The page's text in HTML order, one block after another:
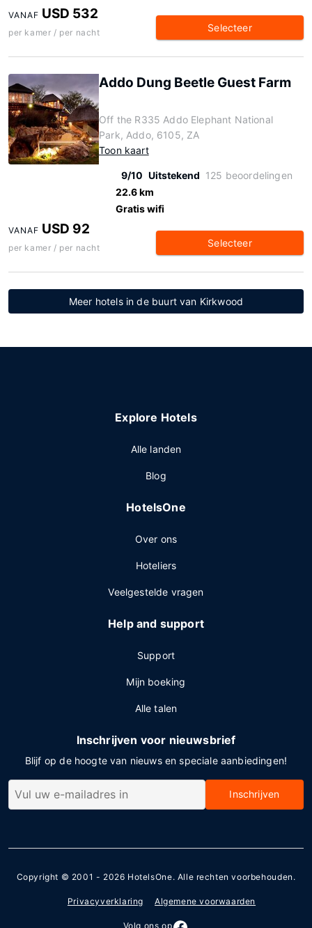
VANAF USD 532
per kamer / per nacht Selecteer
Addo Dung Beetle Guest Farm
Off the R335 Addo Elephant National
Park, Addo, 6105, ZA
Toon kaart
9/10 Uitstekend 125 beoordelingen
22.6 km
Gratis wifi
VANAF USD 92
per kamer / per nacht Selecteer
Meer hotels in de buurt van Kirkwood
Explore Hotels
Alle landen
Blog
HotelsOne
Over ons
Hoteliers
Veelgestelde vragen
Help and support
Support
Mijn boeking
Alle talen
Inschrijven voor nieuwsbrief
Blijf op de hoogte van nieuws en speciale aanbiedingen!
Inschrijven
Copyright © 2001 - 2026 HotelsOne. Alle rechten voorbehouden.
Privacyverklaring Algemene voorwaarden
Volg ons op